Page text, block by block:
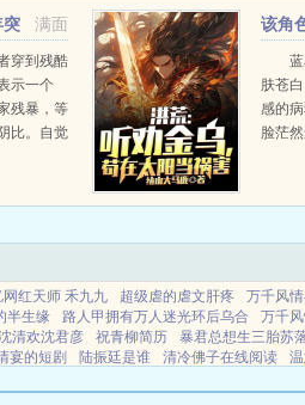
满面
突
穿到残酷
示一个
残暴，等
比。自觉
一个对别
该角
肤苍
感的
脸茫
斗力
网红天师 禾九九 超级虐的虐文肝疼 万千风
半生缘 路人甲拥有万人迷光环后乌合 万千
清欢沈君彦 祝青柳简历 暴君总想生三胎苏
宴的短剧 陆振廷是谁 清冷佛子在线阅读
生子 无限流万人迷娇气包 季宴泽桑念妤叫